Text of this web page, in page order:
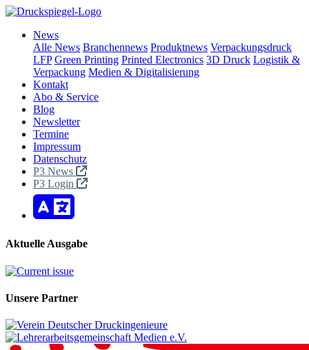
News
Alle News Branchennews Produktnews Verpackungsdruck
LFP Green Printing Printed Electronics 3D Druck Logistik &
Verpackung Medien & Digitalisierung
Kontakt
Abo & Service
Blog
Newsletter
Termine
Impressum
Datenschutz
P3 News
P3 Login
Aktuelle Ausgabe
Unsere Partner